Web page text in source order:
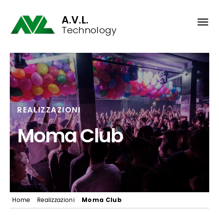
A.V.L.
Technology
REALIZZAZIONI
Moma Club
Home Realizzazioni Moma Club